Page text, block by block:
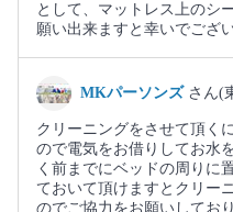
として、マットレス上のシ
願い出来ますと幸いでござい
MKパーソンズ さん(
クリーニングをさせて頂く
ので電気をお借りしてお水
く前までにベッドの周りに
ておいて頂けますとクリー
のでご協力をお願いしており